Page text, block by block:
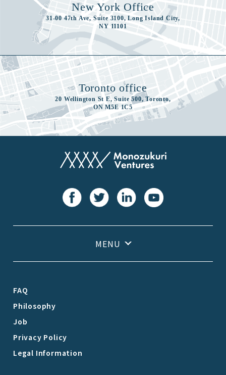
New York Office
31-00 47th Ave, Suite 3100, Long Island City,
NY 11101
Toronto office
20 Wellington St E, Suite 500, Toronto,
ON M5E 1C5
FAQ
Philosophy
Job
Privacy Policy
Legal Information